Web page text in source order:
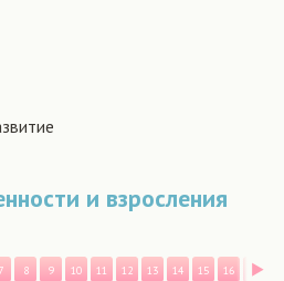
и взросления
7 8 9 10 11 12 13 14 15 16 17